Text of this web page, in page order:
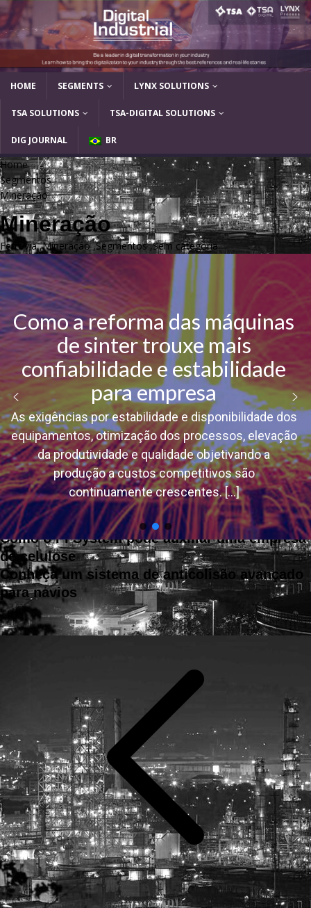
HOME SEGMENTS LYNX SOLUTIONS
TSA SOLUTIONS TSA-DIGITAL SOLUTIONS
DIG JOURNAL BR
Home
Segmentos
Mineração
Mineração
Ferrovia,Mineração,Segmentos,Sem categoria
Como a reforma das máquinas
de sinter trouxe mais
confiabilidade e estabilidade
para empresa
As exigências por estabilidade e disponibilidade dos
equipamentos, otimização dos processos, elevação
da produtividade e qualidade objetivando a
produção a custos competitivos são
continuamente crescentes.[...]
About author
admin
Tips & Tricks for Wordpress
The impact of autonomous systems on
machine design and engineering
Automação do Processo de Recuperação
Automação do Posicionamento de Hot Cars
para Melhoria da Operação
Como o PI System pode auxiliar uma empresa
de celulose
Conheça um sistema de anticolisão avançado
para navios